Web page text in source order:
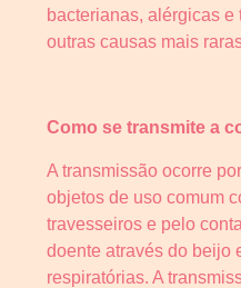
bacterianas, alérgicas
outras causas mais
Como se transmite a
A transmissão ocorre
objetos de uso comum
travesseiros e pelo
doente através do beijo
respiratórias. A